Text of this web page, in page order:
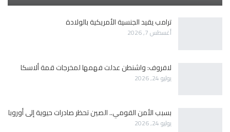
ترامب يقيد الجنسية الأمريكية بالولادة
أغسطس 7, 2026
لافروف: واشنطن عدلت فهمها لمخرجات قمة ألاسكا
يوليو 24, 2026
بسبب الأمن القومي.. الصين تحظر صادرات حيوية إلى أوروبا
يوليو 24, 2026